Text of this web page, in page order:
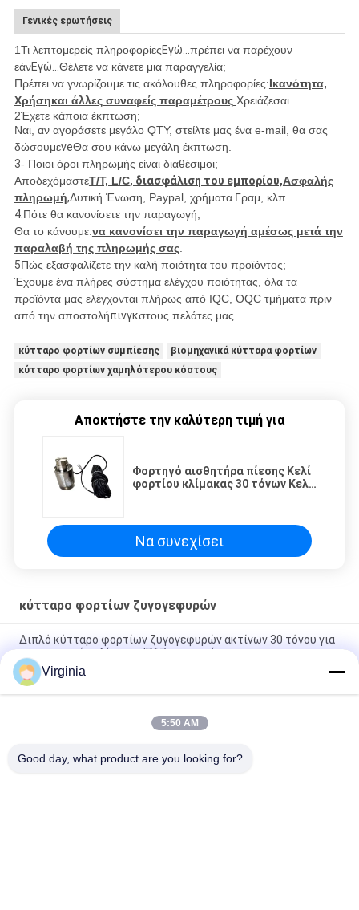
Γενικές ερωτήσεις
1Τι λεπτομερείς πληροφορίεςΕγώ... πρέπει να παρέχουν
εάνΕγώ... Θέλετε να κάνετε μια παραγγελία;
Πρέπει να γνωρίζουμε τις ακόλουθες πληροφορίες:Ικανότητα,
Χρήσηκαι άλλες συναφείς παραμέτρους Χρειάζεσαι.
2Έχετε κάποια έκπτωση;
Ναι, αν αγοράσετε μεγάλο QTY, στείλτε μας ένα e-mail, θα σας
δώσουμεveΘα σου κάνω μεγάλη έκπτωση.
3- Ποιοι όροι πληρωμής είναι διαθέσιμοι;
ΑποδεχόμαστεT/T, L/C, διασφάλιση του εμπορίου,Ασφαλής
πληρωμή,Δυτική Ένωση, Paypal, χρήματα Γραμ, κλπ.
4. Πότε θα κανονίσετε την παραγωγή;
Θα το κάνουμε. να κανονίσει την παραγωγή αμέσως μετά την
παραλαβή της πληρωμής σας.
5Πώς εξασφαλίζετε την καλή ποιότητα του προϊόντος;
Έχουμε ένα πλήρες σύστημα ελέγχου ποιότητας, όλα τα
προϊόντα μας ελέγχονται πλήρως από IQC, OQC τμήματα πριν
από την αποστολήπινγκστους πελάτες μας.
κύτταρο φορτίων συμπίεσης
βιομηχανικά κύτταρα φορτίων
κύτταρο φορτίων χαμηλότερου κόστους
Αποκτήστε την καλύτερη τιμή για
Φορτηγό αισθητήρα πίεσης Κελί
φορτίου κλίμακας 30 τόνων Κελί
Να συνεχίσει
κύτταρο φορτίων ζυγογεφυρών
Διπλό κύτταρο φορτίων ζυγογεφυρών ακτίνων 30 τόνου για
τις ψηφιακές κλίμακες IP67 φορτηγών
Κύτταρο φορτίων ζυγογεφυρών κλίμακας φορτηγών με τον
τύπο γεφυρών/τον τύπο στηλών 10 τόνος
Κύτταρο φορτίων ζυγογεφυρών ανοξείδωτου με αναλογικό ή
Virginia
5:50 AM
Good day, what product are you looking for?